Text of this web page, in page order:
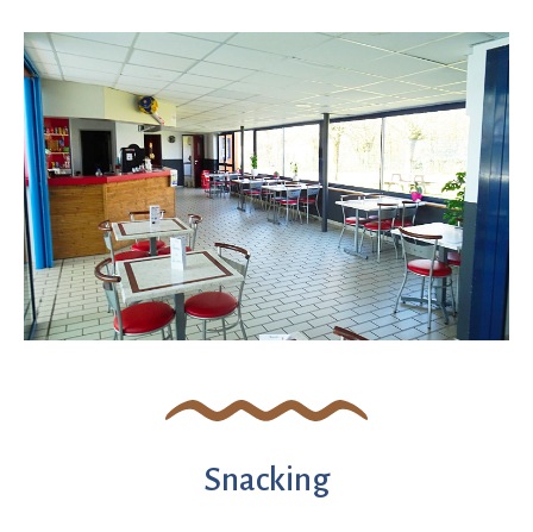
Snacking